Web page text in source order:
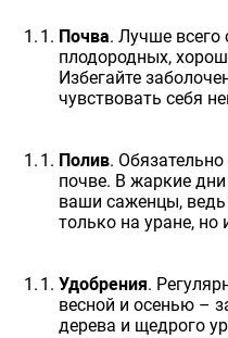
Почва. Лучше всего
плодородных,
Избегайте
чувствовать себя
Полив.
почве. В жаркие
ваши саженцы, ведь
только на уране, но
Удобрения.
весной и осенью –
дерева и щедрого